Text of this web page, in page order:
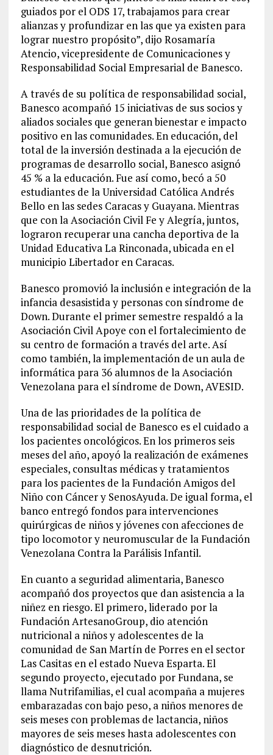
guiados por el ODS 17, trabajamos para crear
alianzas y profundizar en las que ya existen para
lograr nuestro propósito”, dijo Rosamaría
Atencio, vicepresidente de Comunicaciones y
Responsabilidad Social Empresarial de Banesco.
A través de su política de responsabilidad social,
Banesco acompañó 15 iniciativas de sus socios y
aliados sociales que generan bienestar e impacto
positivo en las comunidades. En educación, del
total de la inversión destinada a la ejecución de
programas de desarrollo social, Banesco asignó
45 % a la educación. Fue así como, becó a 50
estudiantes de la Universidad Católica Andrés
Bello en las sedes Caracas y Guayana. Mientras
que con la Asociación Civil Fe y Alegría, juntos,
lograron recuperar una cancha deportiva de la
Unidad Educativa La Rinconada, ubicada en el
municipio Libertador en Caracas.
Banesco promovió la inclusión e integración de la
infancia desasistida y personas con síndrome de
Down. Durante el primer semestre respaldó a la
Asociación Civil Apoye con el fortalecimiento de
su centro de formación a través del arte. Así
como también, la implementación de un aula de
informática para 36 alumnos de la Asociación
Venezolana para el síndrome de Down, AVESID.
Una de las prioridades de la política de
responsabilidad social de Banesco es el cuidado a
los pacientes oncológicos. En los primeros seis
meses del año, apoyó la realización de exámenes
especiales, consultas médicas y tratamientos
para los pacientes de la Fundación Amigos del
Niño con Cáncer y SenosAyuda. De igual forma, el
banco entregó fondos para intervenciones
quirúrgicas de niños y jóvenes con afecciones de
tipo locomotor y neuromuscular de la Fundación
Venezolana Contra la Parálisis Infantil.
En cuanto a seguridad alimentaria, Banesco
acompañó dos proyectos que dan asistencia a la
niñez en riesgo. El primero, liderado por la
Fundación ArtesanoGroup, dio atención
nutricional a niños y adolescentes de la
comunidad de San Martín de Porres en el sector
Las Casitas en el estado Nueva Esparta. El
segundo proyecto, ejecutado por Fundana, se
llama Nutrifamilias, el cual acompaña a mujeres
embarazadas con bajo peso, a niños menores de
seis meses con problemas de lactancia, niños
mayores de seis meses hasta adolescentes con
diagnóstico de desnutrición.